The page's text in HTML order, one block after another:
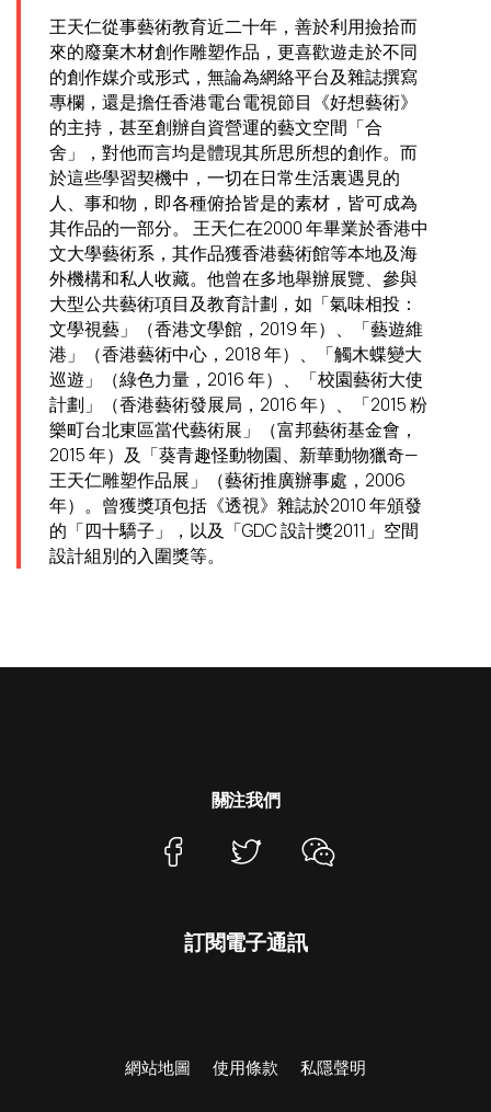
王天仁從事藝術教育近二十年，善於利用撿拾而
來的廢棄木材創作雕塑作品，更喜歡遊走於不同
的創作媒介或形式，無論為網絡平台及雜誌撰寫
專欄，還是擔任香港電台電視節目《好想藝術》
的主持，甚至創辦自資營運的藝文空間「合
舍」，對他而言均是體現其所思所想的創作。而
於這些學習契機中，一切在日常生活裏遇見的
人、事和物，即各種俯拾皆是的素材，皆可成為
其作品的一部分。 王天仁在2000 年畢業於香港中
文大學藝術系，其作品獲香港藝術館等本地及海
外機構和私人收藏。他曾在多地舉辦展覽、參與
大型公共藝術項目及教育計劃，如「氣味相投：
文學視藝」（香港文學館，2019 年）、「藝遊維
港」（香港藝術中心，2018 年）、「觸木蝶變大
巡遊」（綠色力量，2016 年）、「校園藝術大使
計劃」（香港藝術發展局，2016 年）、「2015 粉
樂町台北東區當代藝術展」（富邦藝術基金會，
2015 年）及「葵青趣怪動物園、新華動物獵奇—
王天仁雕塑作品展」（藝術推廣辦事處，2006
年）。曾獲獎項包括《透視》雜誌於2010 年頒發
的「四十驕子」，以及「GDC 設計獎2011」空間
設計組別的入圍獎等。
關注我們
訂閱電子通訊
網站地圖 使用條款 私隱聲明